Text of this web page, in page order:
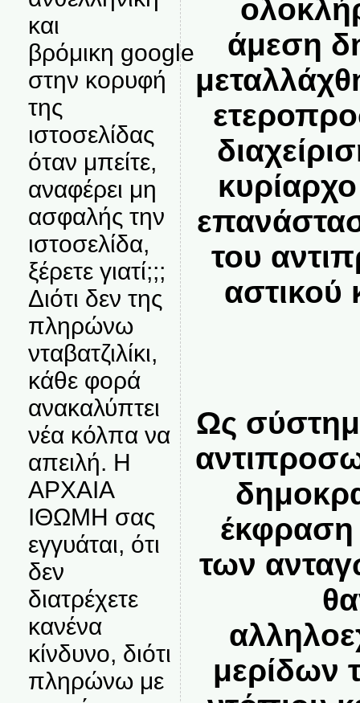
και
βρόμικη google
στην κορυφή
της
ιστοσελίδας
όταν μπείτε,
αναφέρει μη
ασφαλής την
ιστοσελίδα,
ξέρετε γιατί;;;
Διότι δεν της
πληρώνω
νταβατζιλίκι,
κάθε φορά
ανακαλύπτει
νέα κόλπα να
απειλή. Η
ΑΡΧΑΙΑ
ΙΘΩΜΗ σας
εγγυάται, ότι
δεν
διατρέχετε
κανένα
κίνδυνο, διότι
πληρώνω με
άμεση
του
αστικού
Ως
των
μερίδων